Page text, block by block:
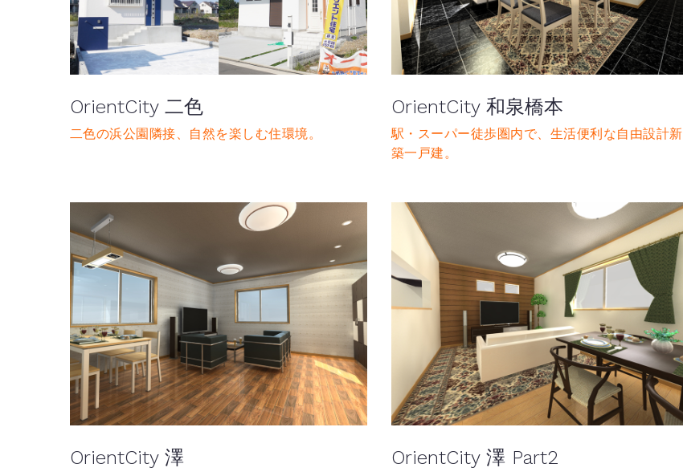
OrientCity 二色
二色の浜公園隣接、自然を楽しむ住環境。
OrientCity 和泉橋本
駅・スーパー徒歩圏内で、生活便利な自由設計新
築一戸建。
OrientCity 澤 OrientCity 澤 Part2